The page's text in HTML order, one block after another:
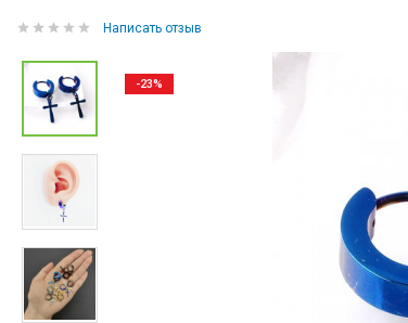
Написать отзыв
-23%